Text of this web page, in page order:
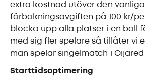
extra kostnad utöver den vanliga
förbokningsavgiften på 100 kr/
blocka upp alla platser i en boll
med sig fler spelare så tillåter vi
man spelar singelmatch i Öijared
Starttidsoptimering